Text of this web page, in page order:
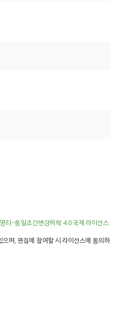
리-동일조건변경허락 4.0 국제 라이선스
며, 편집에 참여할 시 라이선스에 동의하